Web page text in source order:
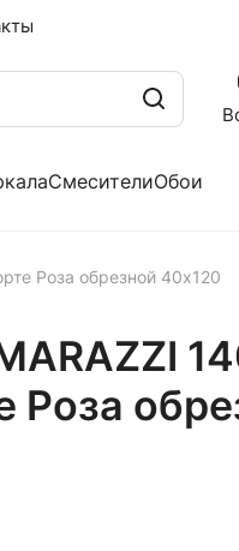
СмесителиОбои
Роза обрезной 40х120
Роза